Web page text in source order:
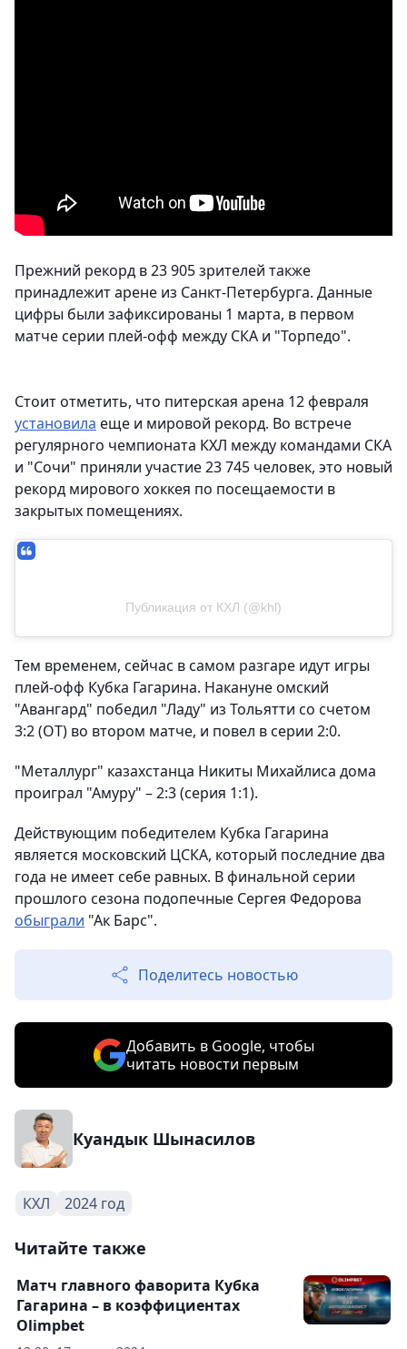
Прежний рекорд в 23 905 зрителей также
принадлежит арене из Санкт-Петербурга. Данные
цифры были зафиксированы 1 марта, в первом
матче серии плей-офф между СКА и "Торпедо".
Стоит отметить, что питерская арена 12 февраля
установила еще и мировой рекорд. Во встрече
регулярного чемпионата КХЛ между командами СКА
и "Сочи" приняли участие 23 745 человек, это новый
рекорд мирового хоккея по посещаемости в
закрытых помещениях.
Публикация от КХЛ (@khl)
Тем временем, сейчас в самом разгаре идут игры
плей-офф Кубка Гагарина. Накануне омский
"Авангард" победил "Ладу" из Тольятти со счетом
3:2 (ОТ) во втором матче, и повел в серии 2:0.
"Металлург" казахстанца Никиты Михайлиса дома
проиграл "Амуру" – 2:3 (серия 1:1).
Действующим победителем Кубка Гагарина
является московский ЦСКА, который последние два
года не имеет себе равных. В финальной серии
прошлого сезона подопечные Сергея Федорова
обыграли "Ак Барс".
Поделитесь новостью
Добавить в Google, чтобы
читать новости первым
Куандык Шынасилов
КХЛ 2024 год
Читайте также
Матч главного фаворита Кубка
Гагарина – в коэффициентах
Olimpbet